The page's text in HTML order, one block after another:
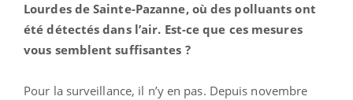
Lourdes de Sainte-Pazanne, où des polluants ont
été détectés dans l’air. Est-ce que ces mesures
vous semblent suffisantes ?
Pour la surveillance, il n’y en pas. Depuis novembre